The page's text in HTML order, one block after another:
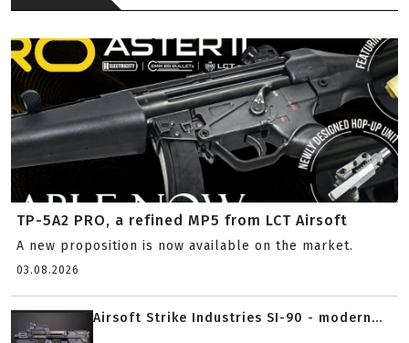
TP-5A2 PRO, a refined MP5 from LCT Airsoft
A new proposition is now available on the market.
03.08.2026
Airsoft Strike Industries SI-90 - modern...